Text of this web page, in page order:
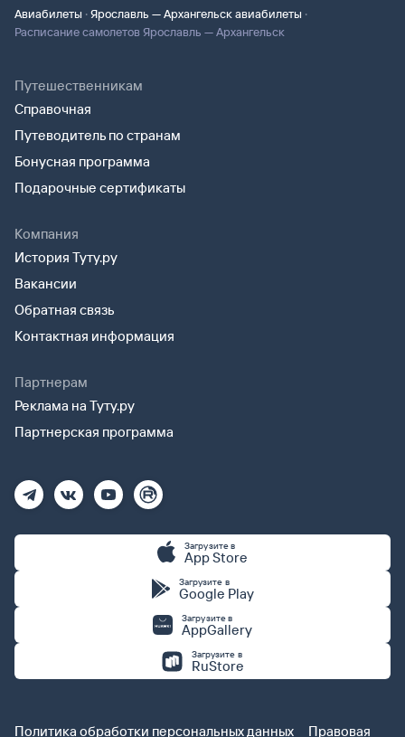
Авиабилеты ·Ярославль — Архангельск авиабилеты ·
Расписание самолетов Ярославль — Архангельск
Путешественникам
Справочная
Путеводитель по странам
Бонусная программа
Подарочные сертификаты
Компания
История Туту.ру
Вакансии
Обратная связь
Контактная информация
Партнерам
Реклама на Туту.ру
Партнерская программа
Загрузите в
App Store
Загрузите в
Google Play
Загрузите в
AppGallery
Загрузите в
RuStore
Политика обработки персональных данных Правовая